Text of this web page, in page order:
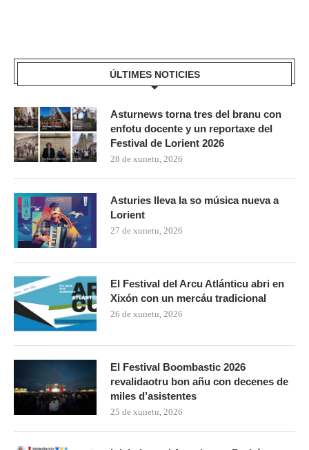
ÚLTIMES NOTICIES
Asturnews torna tres del branu con
enfotu docente y un reportaxe del
Festival de Lorient 2026
28 de xunetu, 2026
Asturies lleva la so música nueva a
Lorient
27 de xunetu, 2026
El Festival del Arcu Atlánticu abri en
Xixón con un mercáu tradicional
26 de xunetu, 2026
El Festival Boombastic 2026
revalidaotru bon añu con decenes de
miles d’asistentes
25 de xunetu, 2026